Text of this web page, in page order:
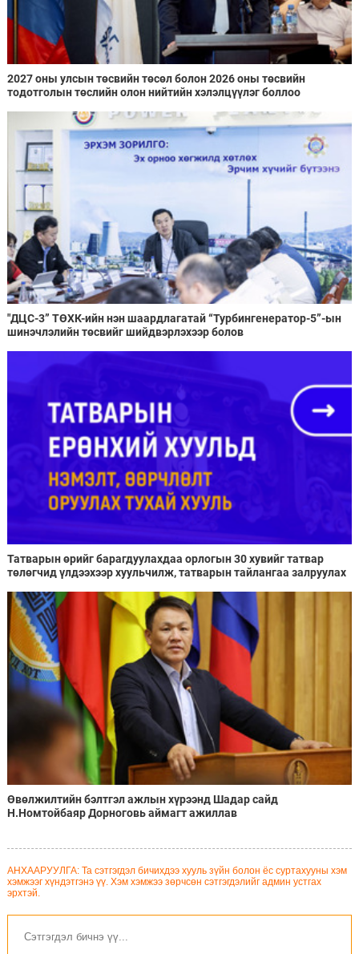
2027 оны улсын төсвийн төсөл болон 2026 оны төсвийн
тодотголын төслийн олон нийтийн хэлэлцүүлэг боллоо
"ДЦС-3” ТӨХК-ийн нэн шаардлагатай “Турбингенератор-5”-ын
шинэчлэлийн төсвийг шийдвэрлэхээр болов
Татварын өрийг барагдуулахдаа орлогын 30 хувийг татвар
төлөгчид үлдээхээр хуульчилж, татварын тайлангаа залруулах
Өвөлжилтийн бэлтгэл ажлын хүрээнд Шадар сайд
Н.Номтойбаяр Дорноговь аймагт ажиллав
АНХААРУУЛГА: Та сэтгэгдэл бичихдээ хууль зүйн болон ёс суртахууны хэм
хэмжээг хүндэтгэнэ үү. Хэм хэмжээ зөрчсөн сэтгэгдэлийг админ устгах
эрхтэй.